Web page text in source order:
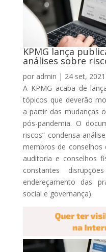
KPMG lança
análises sobre
por admin | 24 set, 2021
A KPMG acaba de
tópicos que deverão
a partir das mudanças
pós-pandemia. O
riscos” condensa
membros de conselhos
auditoria e conselhos
constantes
endereçamento das
social e governança).